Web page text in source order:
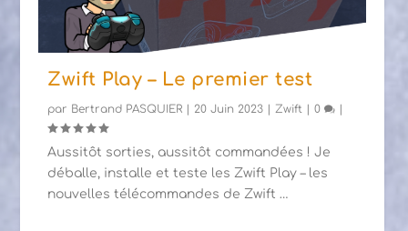
Zwift Play – Le premier test
par Bertrand PASQUIER | 20 Juin 2023 | Zwift |0 |
Aussitôt sorties, aussitôt commandées ! Je
déballe, installe et teste les Zwift Play – les
nouvelles télécommandes de Zwift …